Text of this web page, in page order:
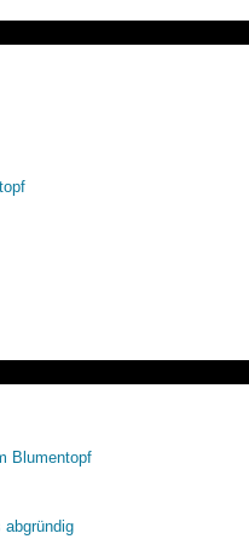
Blumentopf
abgründig